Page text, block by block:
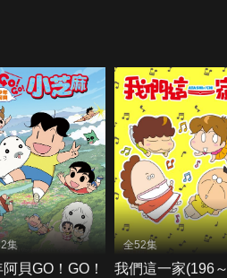
集
貝GO！GO！
全52集
我們這一家(196～